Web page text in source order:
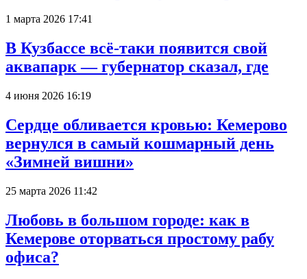
1 марта 2026 17:41
В Кузбассе всё-таки появится свой
аквапарк — губернатор сказал, где
4 июня 2026 16:19
Сердце обливается кровью: Кемерово
вернулся в самый кошмарный день
«Зимней вишни»
25 марта 2026 11:42
Любовь в большом городе: как в
Кемерове оторваться простому рабу
офиса?